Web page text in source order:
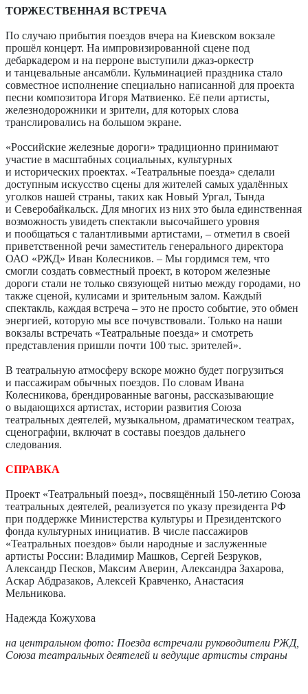
ТОРЖЕСТВЕННАЯ ВСТРЕЧА
По случаю прибытия поездов вчера на Киевском вокзале
прошёл концерт. На импровизированной сцене под
дебаркадером и на перроне выступили джаз-оркестр
и танцевальные ансамбли. Кульминацией праздника стало
совместное исполнение специально написанной для проекта
песни композитора Игоря Матвиенко. Её пели артисты,
железнодорожники и зрители, для которых слова
транслировались на большом экране.
«Российские железные дороги» традиционно принимают
участие в масштабных социальных, культурных
и исторических проектах. «Театральные поезда» сделали
доступным искусство сцены для жителей самых удалённых
уголков нашей страны, таких как Новый Ургал, Тында
и Северобайкальск. Для многих из них это была единственная
возможность увидеть спектакли высочайшего уровня
и пообщаться с талантливыми артистами, – отметил в своей
приветственной речи заместитель генерального директора
ОАО «РЖД» Иван Колесников. – Мы гордимся тем, что
смогли создать совместный проект, в котором железные
дороги стали не только связующей нитью между городами, но
также сценой, кулисами и зрительным залом. Каждый
спектакль, каждая встреча – это не просто событие, это обмен
энергией, которую мы все почувствовали. Только на наши
вокзалы встречать «Театральные поезда» и смотреть
представления пришли почти 100 тыс. зрителей».
В театральную атмосферу вскоре можно будет погрузиться
и пассажирам обычных поездов. По словам Ивана
Колесникова, брендированные вагоны, рассказывающие
о выдающихся артистах, истории развития Союза
театральных деятелей, музыкальном, драматическом театрах,
сценографии, включат в составы поездов дальнего
следования.
СПРАВКА
Проект «Театральный поезд», посвящённый 150-летию Союза
театральных деятелей, реализуется по указу президента РФ
при поддержке Министерства культуры и Президентского
фонда культурных инициатив. В числе пассажиров
«Театральных поездов» были народные и заслуженные
артисты России: Владимир Машков, Сергей Безруков,
Александр Песков, Максим Аверин, Александра Захарова,
Аскар Абдразаков, Алексей Кравченко, Анастасия
Мельникова.
Надежда Кожухова
на центральном фото: Поезда встречали руководители РЖД,
Союза театральных деятелей и ведущие артисты страны